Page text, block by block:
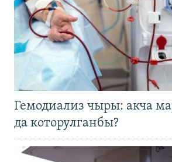
Гемодиализ чыры: акча
да которулганбы?